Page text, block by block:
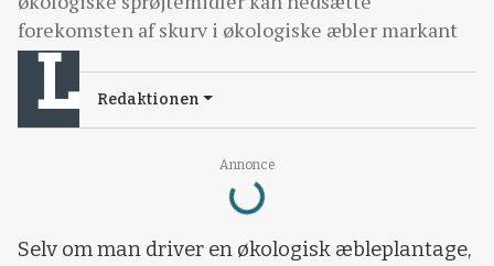
Annonce
Loading...
forekomsten af skurv i økologiske æbler markant
Redaktionen
Selv om man driver en økologisk æbleplantage,